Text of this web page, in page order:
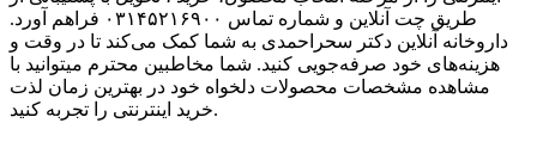
طریق چت آنلاین و شماره تماس ۰۳۱۴۵۲۱۶۹۰۰ فراهم آورد.
داروخانه آنلاین دکتر سحراحمدی به شما کمک می‌کند تا در وقت و
هزینه‌های خود صرفه‌جویی کنید. شما مخاطبین محترم میتوانید با
مشاهده مشخصات محصولات دلخواه خود در بهترین زمان لذت
خرید اینترنتی را تجربه کنید.